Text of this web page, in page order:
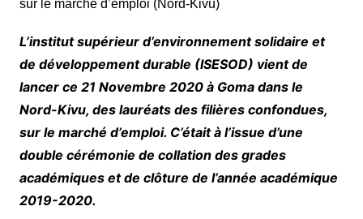
L’institut supérieur d’environnement solidaire et
de développement durable (ISESOD) vient de
lancer ce 21 Novembre 2020 à Goma dans le
Nord-Kivu, des lauréats des filières confondues,
sur le marché d’emploi. C’était à l’issue d’une
double cérémonie de collation des grades
académiques et de clôture de l’année académique
2019-2020.